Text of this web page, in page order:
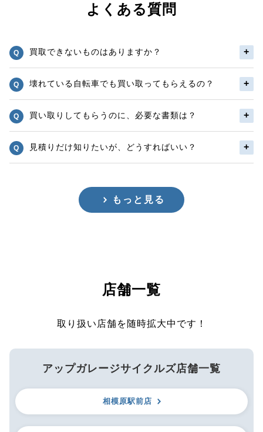
よくある質問
買取できないものはありますか？
壊れている自転車でも買い取ってもらえるの？
買い取りしてもらうのに、必要な書類は？
見積りだけ知りたいが、どうすればいい？
もっと見る
店舗一覧
取り扱い店舗を随時拡大中です！
アップガレージサイクルズ店舗一覧
相模原駅前店